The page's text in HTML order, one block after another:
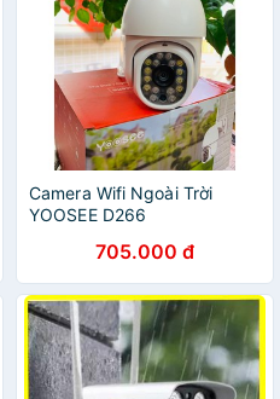
Camera Wifi Ngoài Trời
YOOSEE D266
705.000 đ